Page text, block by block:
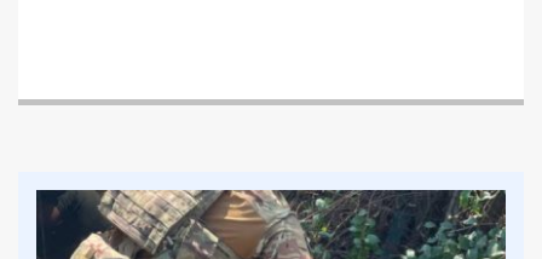
коллапс» из-за отсутствия канализации и
УНИАН и Обозреватель.